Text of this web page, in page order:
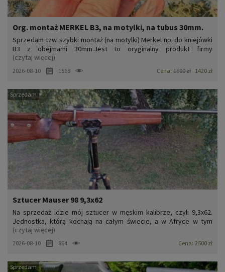
Org. montaż MERKEL B3, na motylki, na tubus 30mm.
Sprzedam tzw. szybki montaż (na motylki) Merkel np. do kniejówki
B3 z obejmami 30mm.Jest to oryginalny produkt firmy
MERKEL.Montaż lekko używany, ale stan idealny.Używany był kilka
razy zimą na polowaniu zbiorowym, zmontowany był z kniejówką
MERKEL B3 oraz z lunetą Leica Magnus 1,5-10x42.Pasuje takż...
(czytaj więcej)
2026-08-10 1568 Cena: 1600 zł 1420 zł
Sztucer Mauser 98 9,3x62
Na sprzedaż idzie mój sztucer w męskim kalibrze, czyli 9,3x62.
Jednostka, którą kochają na całym świecie, a w Afryce w tym
kalibrze takie sztuki mają na koncie całą „wielka 5!”. Zatem czy na
polowanie, czy na męskie strzelanie, nada się znakomicie. Broń w
swietnym stanie, lufa gruba, zakończona komp...
(czytaj więcej)
2026-08-10 864 Cena: 2500 zł
Sprzedam
Sprzedam